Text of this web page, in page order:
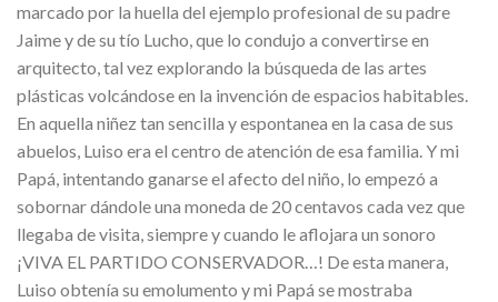
marcado por la huella del ejemplo profesional de su padre
Jaime y de su tío Lucho, que lo condujo a convertirse en
arquitecto, tal vez explorando la búsqueda de las artes
plásticas volcándose en la invención de espacios habitables.
En aquella niñez tan sencilla y espontanea en la casa de sus
abuelos, Luiso era el centro de atención de esa familia. Y mi
Papá, intentando ganarse el afecto del niño, lo empezó a
sobornar dándole una moneda de 20 centavos cada vez que
llegaba de visita, siempre y cuando le aflojara un sonoro
¡VIVA EL PARTIDO CONSERVADOR…! De esta manera,
Luiso obtenía su emolumento y mi Papá se mostraba